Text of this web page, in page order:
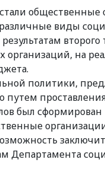
общественные
виды
организаций, на
политики,
был сформирован
Департамента